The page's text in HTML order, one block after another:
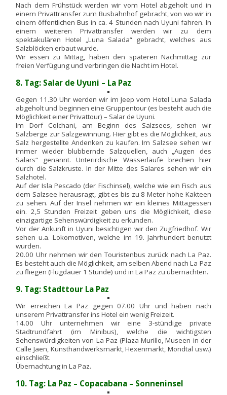
Nach dem Frühstück werden wir vom Hotel abgeholt und in
einem Privattransfer zum Busbahnhof gebracht, von wo wir in
einem öffentlichen Bus in ca. 4 Stunden nach Uyuni fahren. In
einem weiteren Privattransfer werden wir zu dem
spektakulären Hotel „Luna Salada“ gebracht, welches aus
Salzblöcken erbaut wurde.
Wir essen zu Mittag, haben den späteren Nachmittag zur
freien Verfügung und verbringen die Nacht im Hotel.
8. Tag: Salar de Uyuni – La Paz
Gegen 11.30 Uhr werden wir im Jeep vom Hotel Luna Salada
abgeholt und beginnen eine Gruppentour (es besteht auch die
Möglichkeit einer Privattour) – Salar de Uyuni.
Im Dorf Colchani, am Beginn des Salzsees, sehen wir
Salzberge zur Salzgewinnung. Hier gibt es die Möglichkeit, aus
Salz hergestellte Andenken zu kaufen. Im Salzsee sehen wir
immer wieder blubbernde Salzquellen, auch „Augen des
Salars“ genannt. Unterirdische Wasserläufe brechen hier
durch die Salzkruste. In der Mitte des Salares sehen wir ein
Salzhotel.
Auf der Isla Pescado (der Fischinsel), welche wie ein Fisch aus
dem Salzsee herausragt, gibt es bis zu 8 Meter hohe Kakteen
zu sehen. Auf der Insel nehmen wir ein kleines Mittagessen
ein. 2,5 Stunden Freizeit geben uns die Möglichkeit, diese
einzigartige Sehenswürdigkeit zu erkunden.
Vor der Ankunft in Uyuni besichtigen wir den Zugfriedhof. Wir
sehen u.a. Lokomotiven, welche im 19. Jahrhundert benutzt
wurden.
20.00 Uhr nehmen wir den Touristenbus zurück nach La Paz.
Es besteht auch die Möglichkeit, am selben Abend nach La Paz
zu fliegen (Flugdauer 1 Stunde) und in La Paz zu übernachten.
9. Tag: Stadttour La Paz
Wir erreichen La Paz gegen 07.00 Uhr und haben nach
unserem Privattransfer ins Hotel ein wenig Freizeit.
14.00 Uhr unternehmen wir eine 3-stündige private
Stadtrundfahrt (im Minibus), welche die wichtigsten
Sehenswürdigkeiten von La Paz (Plaza Murillo, Museen in der
Calle Jaen, Kunsthandwerksmarkt, Hexenmarkt, Mondtal usw.)
einschließt.
Übernachtung in La Paz.
10. Tag: La Paz – Copacabana – Sonneninsel